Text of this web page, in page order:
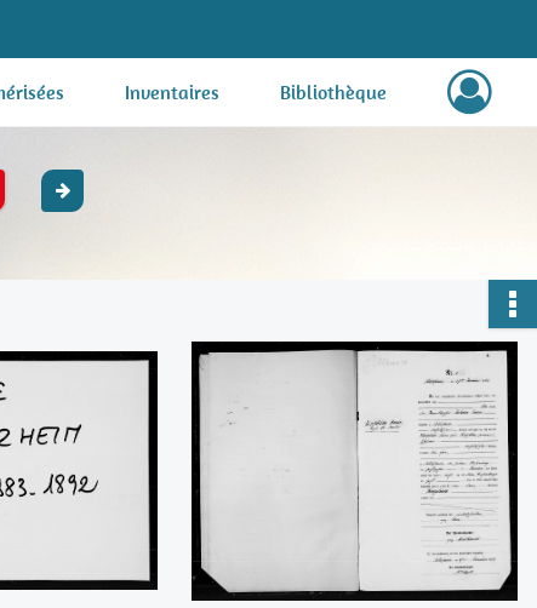
Inventaires Bibliothèque